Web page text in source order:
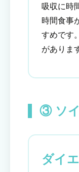
吸収に時
時間食事
すめです
がありま
③ ソ
ダイ